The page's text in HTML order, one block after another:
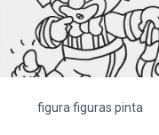
figura figuras pinta